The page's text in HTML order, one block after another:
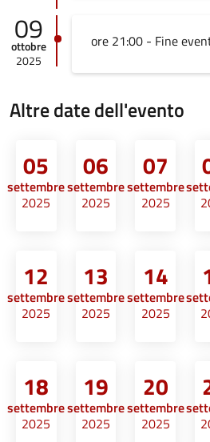
09
ottobre
2025
ore 21:00 - Fine
Altre date dell'evento
05
settembre
2025
06
settembre
2025
07
settembre
2025
12
settembre
2025
13
settembre
2025
14
settembre
2025
18
settembre
2025
19
settembre
2025
20
settembre
2025